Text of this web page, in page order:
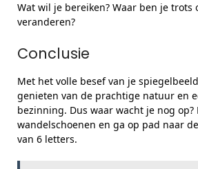
Wat wil je bereiken? Waar ben je trots
veranderen?
Conclusie
Met het volle besef van je
genieten van de prachtige natuur en
bezinning. Dus waar wacht je nog op?
wandelschoenen en ga op pad naar
van 6 letters.